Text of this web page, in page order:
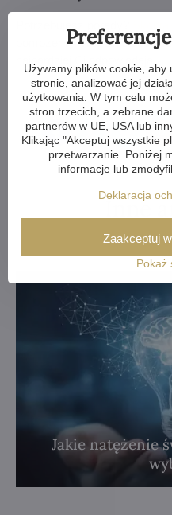
Potrzebujesz porady?
pomożemy. Wspólnie
FacebookTwitterBluesky
Inne
Jakie natężenie
Używamy plików cookie,
stronie, analizować jej
użytkowania. W tym celu
stron trzecich, a zebrane
partnerów w UE, USA lub
Klikając "Akceptuj wszystkie
przetwarzanie. Poniżej
informacje lub
Deklaracja
Pokaż
Zaakceptuj